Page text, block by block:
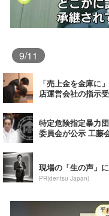
9/11
「売上金を金庫
店運営会社の指示
特定危険指定暴力
委員会が公示 工藤
現場の「生の声」
PR(dentsu Japan)